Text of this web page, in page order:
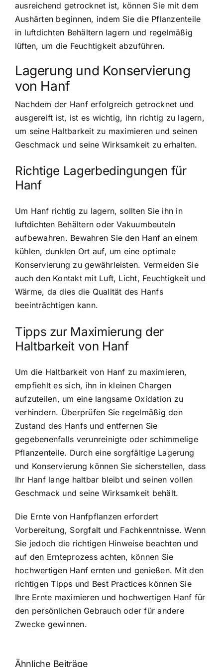
ausreichend getrocknet ist, können Sie mit dem
Aushärten beginnen, indem Sie die Pflanzenteile
in luftdichten Behältern lagern und regelmäßig
lüften, um die Feuchtigkeit abzuführen.
Lagerung und Konservierung
von Hanf
Nachdem der Hanf erfolgreich getrocknet und
ausgereift ist, ist es wichtig, ihn richtig zu lagern,
um seine Haltbarkeit zu maximieren und seinen
Geschmack und seine Wirksamkeit zu erhalten.
Richtige Lagerbedingungen für
Hanf
Um Hanf richtig zu lagern, sollten Sie ihn in
luftdichten Behältern oder Vakuumbeuteln
aufbewahren. Bewahren Sie den Hanf an einem
kühlen, dunklen Ort auf, um eine optimale
Konservierung zu gewährleisten. Vermeiden Sie
auch den Kontakt mit Luft, Licht, Feuchtigkeit und
Wärme, da dies die Qualität des Hanfs
beeinträchtigen kann.
Tipps zur Maximierung der
Haltbarkeit von Hanf
Um die Haltbarkeit von Hanf zu maximieren,
empfiehlt es sich, ihn in kleinen Chargen
aufzuteilen, um eine langsame Oxidation zu
verhindern. Überprüfen Sie regelmäßig den
Zustand des Hanfs und entfernen Sie
gegebenenfalls verunreinigte oder schimmelige
Pflanzenteile. Durch eine sorgfältige Lagerung
und Konservierung können Sie sicherstellen, dass
Ihr Hanf lange haltbar bleibt und seinen vollen
Geschmack und seine Wirksamkeit behält.
Die Ernte von Hanfpflanzen erfordert
Vorbereitung, Sorgfalt und Fachkenntnisse. Wenn
Sie jedoch die richtigen Hinweise beachten und
auf den Ernteprozess achten, können Sie
hochwertigen Hanf ernten und genießen. Mit den
richtigen Tipps und Best Practices können Sie
Ihre Ernte maximieren und hochwertigen Hanf für
den persönlichen Gebrauch oder für andere
Zwecke gewinnen.
Ähnliche Beiträge